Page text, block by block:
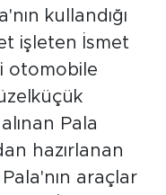
kullandığı
işleten İsmet
otomobile
Pala
hazırlanan
araçlar